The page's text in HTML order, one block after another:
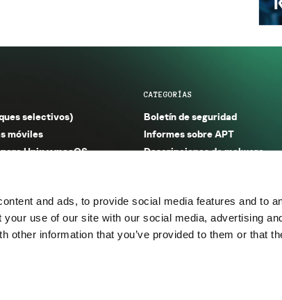
and ads, to provide social media features and to
your use of our site with our social media, advertising
other information that you’ve provided to them or that
selectivos)
móviles
Unix y macOS
(IoT)
financieras
industriales
CATEGORÍAS
Boletín de seguridad
Informes sobre APT
Descripciones de malware
Informes sobre spam y
Publicaciones
Incidentes